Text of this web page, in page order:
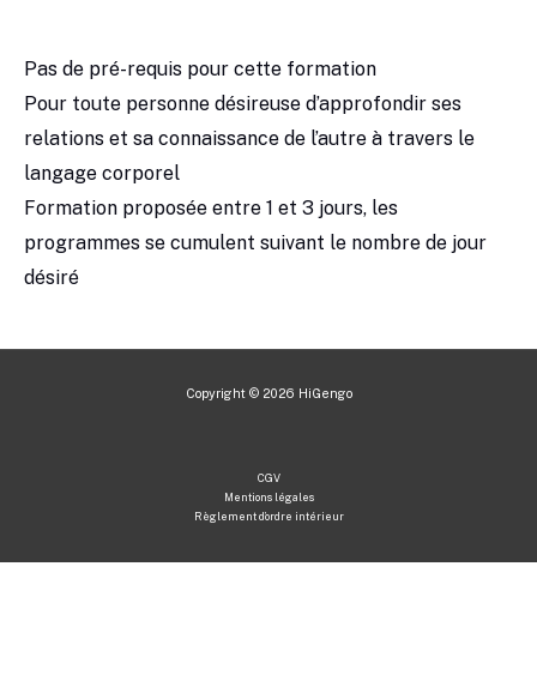
Pas de pré-requis pour cette formation
Pour toute personne désireuse d’approfondir ses
relations et sa connaissance de l’autre à travers le
langage corporel
Formation proposée entre 1 et 3 jours, les
programmes se cumulent suivant le nombre de jour
désiré
Copyright © 2026 HiGengo
CGV
Mentions légales
Règlement d’ordre intérieur